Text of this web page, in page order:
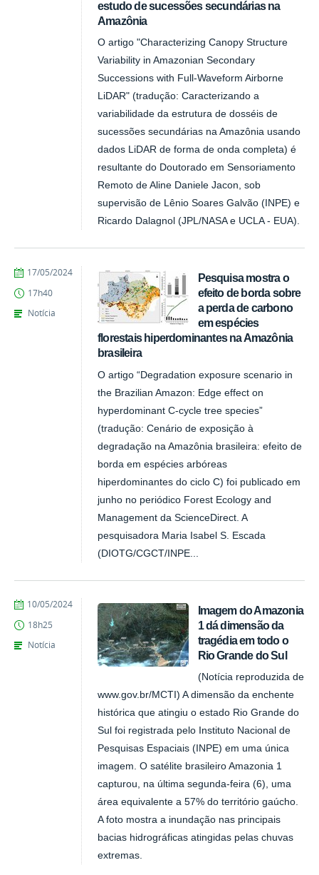
estudo de sucessões secundárias na
Amazônia
O artigo "Characterizing Canopy Structure
Variability in Amazonian Secondary
Successions with Full-Waveform Airborne
LiDAR" (tradução: Caracterizando a
variabilidade da estrutura de dosséis de
sucessões secundárias na Amazônia usando
dados LiDAR de forma de onda completa) é
resultante do Doutorado em Sensoriamento
Remoto de Aline Daniele Jacon, sob
supervisão de Lênio Soares Galvão (INPE) e
Ricardo Dalagnol (JPL/NASA e UCLA - EUA).
Pesquisa mostra o
efeito de borda sobre
a perda de carbono
em espécies
florestais hiperdominantes na Amazônia
brasileira
O artigo “Degradation exposure scenario in
the Brazilian Amazon: Edge effect on
hyperdominant C-cycle tree species”
(tradução: Cenário de exposição à
degradação na Amazônia brasileira: efeito de
borda em espécies arbóreas
hiperdominantes do ciclo C) foi publicado em
junho no periódico Forest Ecology and
Management da ScienceDirect. A
pesquisadora Maria Isabel S. Escada
(DIOTG/CGCT/INPE...
publicado
17/05/2024
17h40
Notícia
Imagem do Amazonia
1 dá dimensão da
tragédia em todo o
Rio Grande do Sul
(Notícia reproduzida de
www.gov.br/MCTI) A dimensão da enchente
histórica que atingiu o estado Rio Grande do
Sul foi registrada pelo Instituto Nacional de
Pesquisas Espaciais (INPE) em uma única
imagem. O satélite brasileiro Amazonia 1
capturou, na última segunda-feira (6), uma
área equivalente a 57% do território gaúcho.
A foto mostra a inundação nas principais
bacias hidrográficas atingidas pelas chuvas
extremas.
publicado
10/05/2024
18h25
Notícia